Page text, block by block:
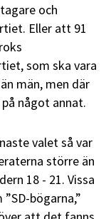
och
Eller att 91
som ska vara
män, men där
något annat.
valet så var
större än
18 - 21. Vissa
bögarna,”